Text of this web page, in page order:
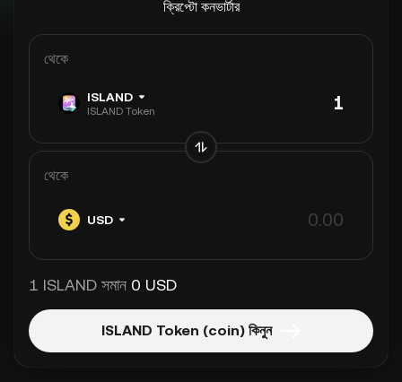
ক্রিপ্টো কনভার্টার
থেকে
ISLAND
ISLAND Token
থেকে
USD
1 ISLAND সমান 0 USD
ISLAND Token (coin) কিনুন